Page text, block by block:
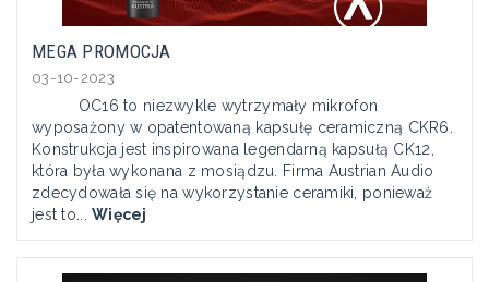
MEGA PROMOCJA
03-10-2023
OC16 to niezwykle wytrzymały mikrofon
wyposażony w opatentowaną kapsułę ceramiczną CKR6.
Konstrukcja jest inspirowana legendarną kapsułą CK12,
która była wykonana z mosiądzu. Firma Austrian Audio
zdecydowała się na wykorzystanie ceramiki, ponieważ
jest to...Więcej